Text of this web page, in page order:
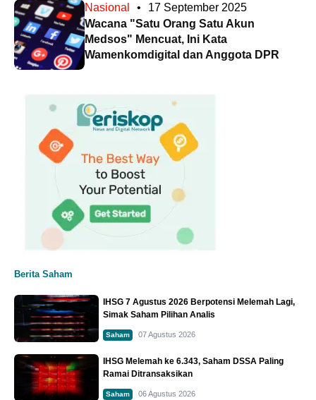
Nasional •
17 September 2025
Wacana "Satu Orang Satu Akun
Medsos" Mencuat, Ini Kata
Wamenkomdigital dan Anggota DPR
Berita Saham
IHSG 7 Agustus 2026 Berpotensi Melemah Lagi,
Simak Saham Pilihan Analis
Saham 07 Agustus 2026
IHSG Melemah ke 6.343, Saham DSSA Paling
Ramai Ditransaksikan
Saham 06 Agustus 2026